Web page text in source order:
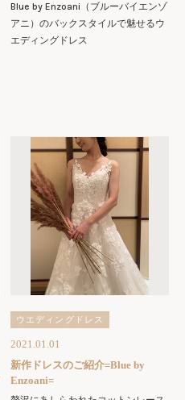
Blue by Enzoani（ブルーバイエンゾ
アニ）のバックスタイルで魅せるウ
エディングドレス
ウエディングドレス
2021.01.01
新作ドレスのご紹介=Blue by
Enzoani=